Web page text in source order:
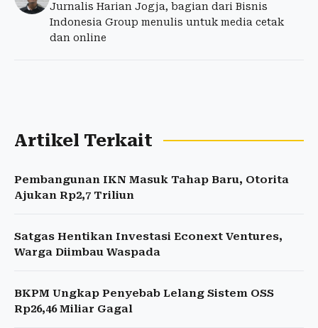
Jurnalis Harian Jogja, bagian dari Bisnis
Indonesia Group menulis untuk media cetak
dan online
Artikel Terkait
Pembangunan IKN Masuk Tahap Baru, Otorita
Ajukan Rp2,7 Triliun
Satgas Hentikan Investasi Econext Ventures,
Warga Diimbau Waspada
BKPM Ungkap Penyebab Lelang Sistem OSS
Rp26,46 Miliar Gagal